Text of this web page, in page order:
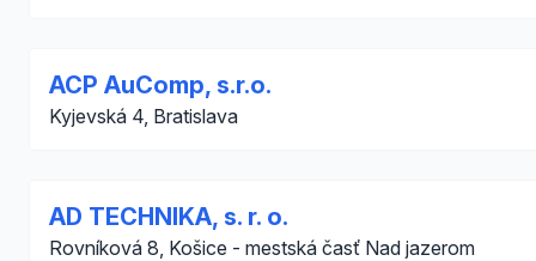
ACP AuComp, s.r.o.
Kyjevská 4, Bratislava
AD TECHNIKA, s. r. o.
Rovníková 8, Košice - mestská časť Nad jazerom